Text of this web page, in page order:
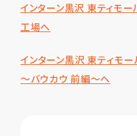
インターン黒沢 東ティモ
工場へ
インターン黒沢 東ティモ
～バウカウ 前編～へ